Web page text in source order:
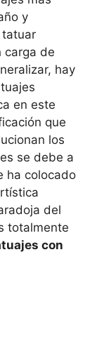
y
tatuar
carga de
hay
en este
que
los
se debe a
ha colocado
del
totalmente
con